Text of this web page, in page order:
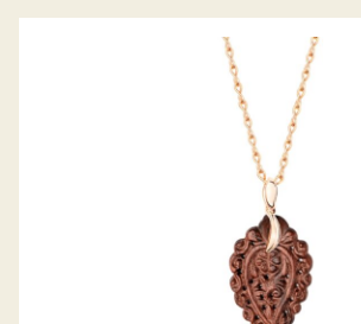
ANHÄNGER INDIA